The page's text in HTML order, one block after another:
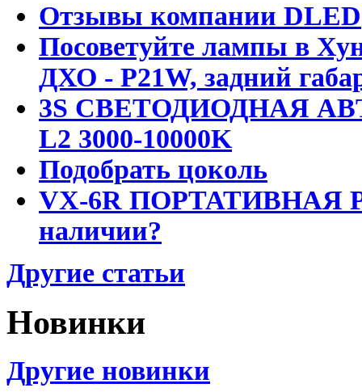
Отзывы компании DLED
Посоветуйте лампы в
ДХО - P21W, задний
3S СВЕТОДИОДНАЯ
L2 3000-10000K
Подобрать цоколь
VX-6R ПОРТАТИВНАЯ
наличии?
Другие статьи
Новинки
Другие новинки